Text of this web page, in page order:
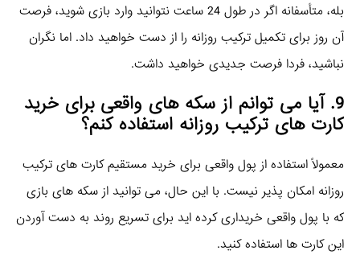
بله، متأسفانه اگر در طول 24 ساعت نتوانید وارد بازی شوید، فرصت
آن روز برای تکمیل ترکیب روزانه را از دست خواهید داد. اما نگران
نباشید، فردا فرصت جدیدی خواهید داشت.
9. آیا می‌ توانم از سکه‌ های واقعی برای خرید
کارت‌ های ترکیب روزانه استفاده کنم؟
معمولاً استفاده از پول واقعی برای خرید مستقیم کارت‌ های ترکیب
روزانه امکان‌ پذیر نیست. با این حال، می‌ توانید از سکه‌ های بازی
که با پول واقعی خریداری کرده‌ اید برای تسریع روند به دست آوردن
این کارت‌ ها استفاده کنید.